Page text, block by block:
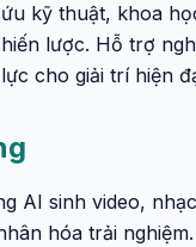
kỹ thuật, khoa
lược. Hỗ trợ
cho giải trí hiện
AI sinh video,
hóa trải